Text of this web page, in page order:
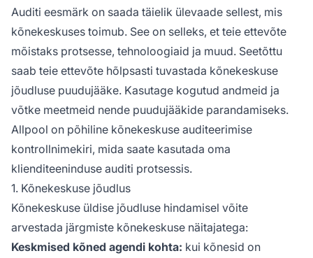
Auditi eesmärk on saada täielik ülevaade sellest, mis
kõnekeskuses toimub. See on selleks, et teie ettevõte
mõistaks protsesse, tehnoloogiaid ja muud. Seetõttu
saab teie ettevõte hõlpsasti tuvastada kõnekeskuse
jõudluse puudujääke. Kasutage kogutud andmeid ja
võtke meetmeid nende puudujääkide parandamiseks.
Allpool on põhiline kõnekeskuse auditeerimise
kontrollnimekiri, mida saate kasutada oma
klienditeeninduse auditi protsessis.
1. Kõnekeskuse jõudlus
Kõnekeskuse üldise jõudluse hindamisel võite
arvestada järgmiste kõnekeskuse näitajatega:
Keskmised kõned agendi kohta: kui kõnesid on